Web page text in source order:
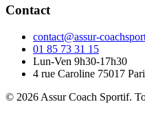
Contact
contact@assur-
01 85 73 31 15
Lun-Ven 9h30-17h30
4 rue Caroline 75017
© 2026 Assur Coach Sportif.